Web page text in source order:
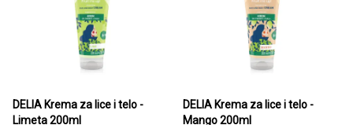
DELIA Krema za lice i telo -
Limeta 200ml
DELIA Krema za lice i telo -
Mango 200ml